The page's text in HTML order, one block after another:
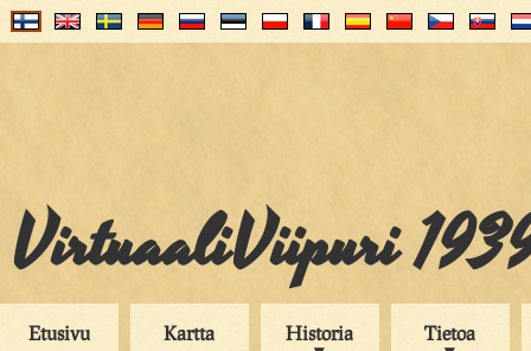
VirtuaaliViipuri
Etusivu Kartta Historia Tietoa